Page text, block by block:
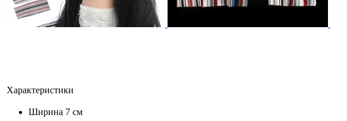
Характеристики
Ширина 7 см